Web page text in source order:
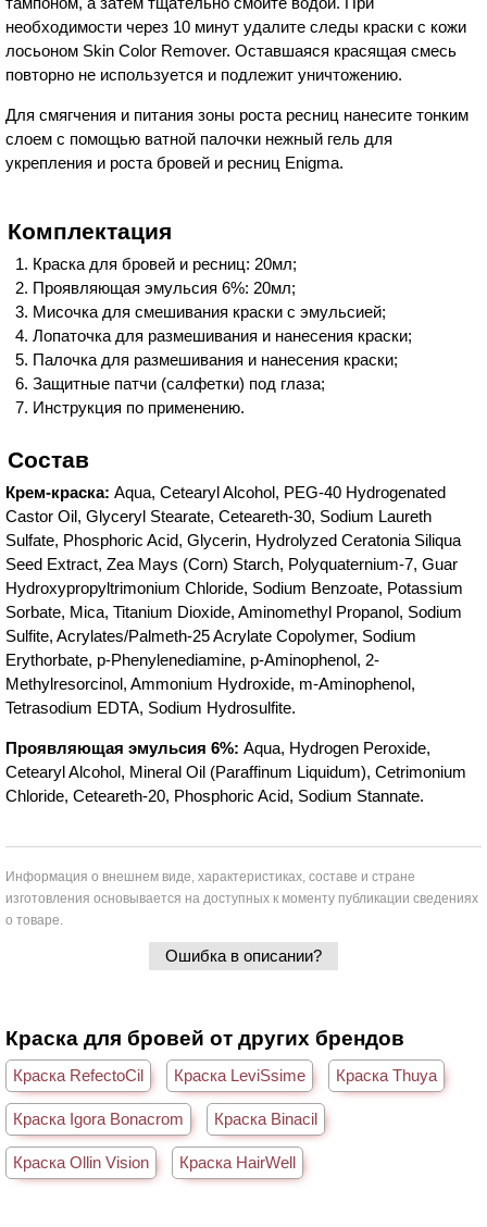
необходимости через 10 минут удалите следы краски с кожи
лосьоном Skin Color Remover. Оставшаяся красящая смесь
повторно не используется и подлежит уничтожению.
Для смягчения и питания зоны роста ресниц нанесите тонким
слоем с помощью ватной палочки нежный гель для
укрепления и роста бровей и ресниц Enigma.
Комплектация
Краска для бровей и ресниц: 20мл;
Проявляющая эмульсия 6%: 20мл;
Мисочка для смешивания краски с эмульсией;
Лопаточка для размешивания и нанесения краски;
Палочка для размешивания и нанесения краски;
Защитные патчи (салфетки) под глаза;
Инструкция по применению.
Состав
Крем-краска: Aqua, Cetearyl Alcohol, PEG-40 Hydrogenated
Castor Oil, Glyceryl Stearate, Ceteareth-30, Sodium Laureth
Sulfate, Phosphoric Acid, Glycerin, Hydrolyzed Ceratonia Siliqua
Seed Extract, Zea Mays (Corn) Starch, Polyquaternium-7, Guar
Hydroxypropyltrimonium Chloride, Sodium Benzoate, Potassium
Sorbate, Mica, Titanium Dioxide, Aminomethyl Propanol, Sodium
Sulfite, Acrylates/Palmeth-25 Acrylate Copolymer, Sodium
Erythorbate, p-Phenylenediamine, p-Aminophenol, 2-
Methylresorcinol, Ammonium Hydroxide, m-Aminophenol,
Tetrasodium EDTA, Sodium Hydrosulfite.
Проявляющая эмульсия 6%: Aqua, Hydrogen Peroxide,
Cetearyl Alcohol, Mineral Oil (Paraffinum Liquidum), Cetrimonium
Chloride, Ceteareth-20, Phosphoric Acid, Sodium Stannate.
Информация о внешнем виде, характеристиках, составе и стране
изготовления основывается на доступных к моменту публикации сведениях
о товаре.
Ошибка в описании?
Краска для бровей от других брендов
Краска RefectoCil Краска LeviSsime Краска Thuya
Краска Igora Bonacrom Краска Binacil
Краска Ollin Vision Краска HairWell